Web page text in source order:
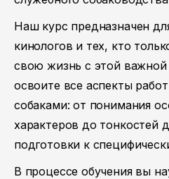
Наш курс предназначен
кинологов и тех, кто
свою жизнь с этой
освоите все аспекты
собаками: от понимания
характеров до тонкостей
подготовки к
В процессе обучения вы